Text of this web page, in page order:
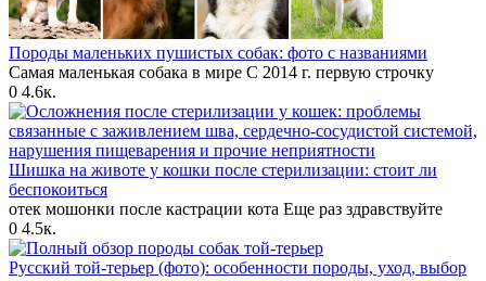
Породы маленьких пушистых собак: фото с названиями
Самая маленькая собака в мире С 2014 г. первую строчку
0 4.6к.
Шишка на животе у кошки после стерилизации: стоит ли
беспокоиться
отек мошонки после кастрации кота Еще раз здравствуйте
0 4.5к.
Русский той-терьер (фото): особенности породы, уход, выбор